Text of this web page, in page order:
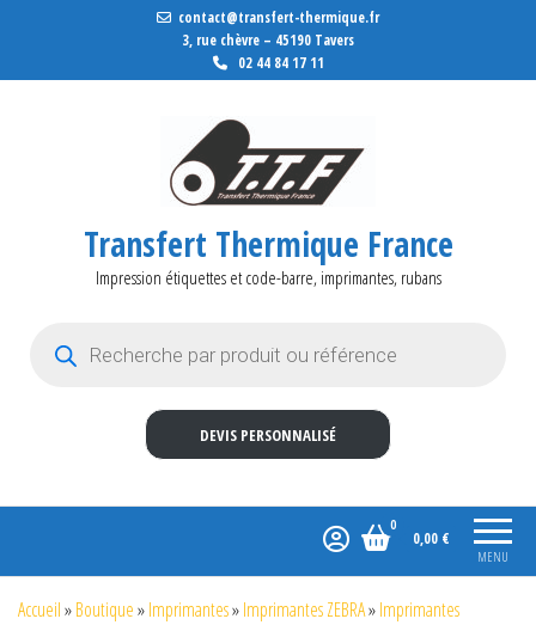
contact@transfert-thermique.fr
3, rue chèvre – 45190 Tavers
02 44 84 17 11
Transfert Thermique France
Impression étiquettes et code-barre, imprimantes, rubans
DEVIS PERSONNALISÉ
MENU
0
0,00 €
Accueil»Boutique»Imprimantes»Imprimantes ZEBRA»Imprimantes